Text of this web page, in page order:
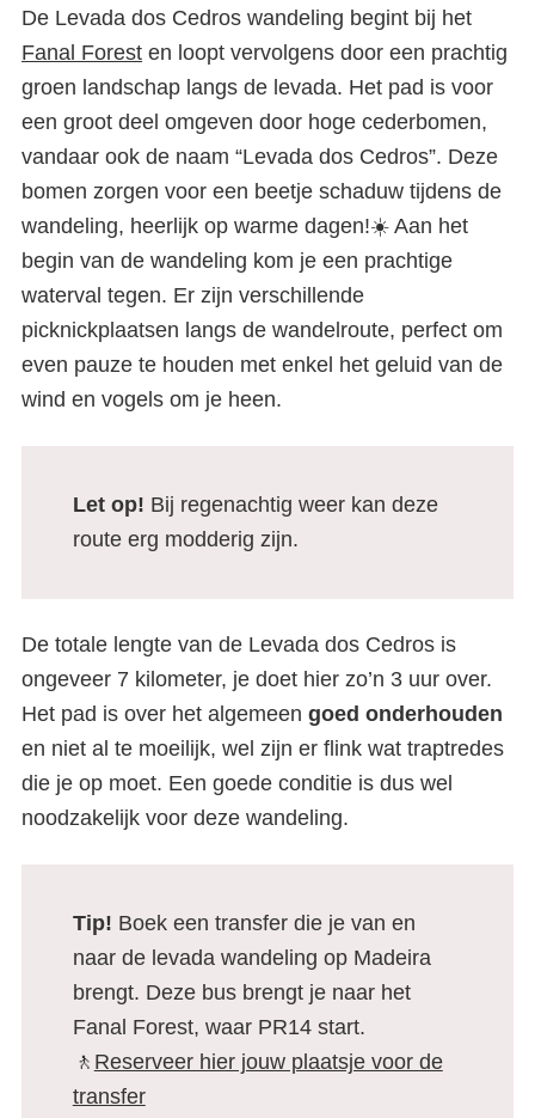
De Levada dos Cedros wandeling begint bij het
Fanal Forest en loopt vervolgens door een prachtig
groen landschap langs de levada. Het pad is voor
een groot deel omgeven door hoge cederbomen,
vandaar ook de naam “Levada dos Cedros”. Deze
bomen zorgen voor een beetje schaduw tijdens de
wandeling, heerlijk op warme dagen!☀️ Aan het
begin van de wandeling kom je een prachtige
waterval tegen. Er zijn verschillende
picknickplaatsen langs de wandelroute, perfect om
even pauze te houden met enkel het geluid van de
wind en vogels om je heen.
Let op! Bij regenachtig weer kan deze
route erg modderig zijn.
De totale lengte van de Levada dos Cedros is
ongeveer 7 kilometer, je doet hier zo’n 3 uur over.
Het pad is over het algemeen goed onderhouden
en niet al te moeilijk, wel zijn er flink wat traptredes
die je op moet. Een goede conditie is dus wel
noodzakelijk voor deze wandeling.
Tip! Boek een transfer die je van en
naar de levada wandeling op Madeira
brengt. Deze bus brengt je naar het
Fanal Forest, waar PR14 start.
🚶 Reserveer hier jouw plaatsje voor de
transfer